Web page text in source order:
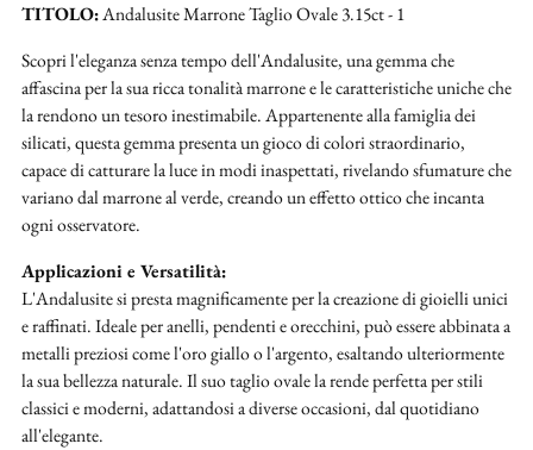
al
carrello...
TITOLO:Andalusite Marrone Taglio Ovale 3.15ct - 1
Scopri l'eleganza senza tempo dell'Andalusite, una gemma che
affascina per la sua ricca tonalità marrone e le caratteristiche uniche che
la rendono un tesoro inestimabile. Appartenente alla famiglia dei
silicati, questa gemma presenta un gioco di colori straordinario,
capace di catturare la luce in modi inaspettati, rivelando sfumature che
variano dal marrone al verde, creando un effetto ottico che incanta
ogni osservatore.
Applicazioni e Versatilità:
L'Andalusite si presta magnificamente per la creazione di gioielli unici
e raffinati. Ideale per anelli, pendenti e orecchini, può essere abbinata a
metalli preziosi come l'oro giallo o l'argento, esaltando ulteriormente
la sua bellezza naturale. Il suo taglio ovale la rende perfetta per stili
classici e moderni, adattandosi a diverse occasioni, dal quotidiano
all'elegante.